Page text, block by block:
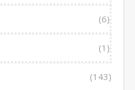
(6)
(1)
(143)